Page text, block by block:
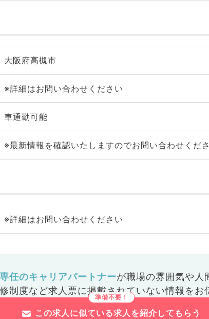
大阪府高槻市
※詳細はお問い合わせください
車通勤可能
※最新情報を確認いたしますのでお問い合わせくだ
※詳細はお問い合わせください
任のキャリアパートナーが職場の雰囲気や人
制度など求人票に掲載されていない情報をお
この求人に似ている求人を紹介してもらう